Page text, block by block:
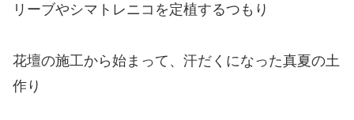
リーブやシマトレニコを定植するつもり
花壇の施工から始まって、汗だくになった真夏の土
作り